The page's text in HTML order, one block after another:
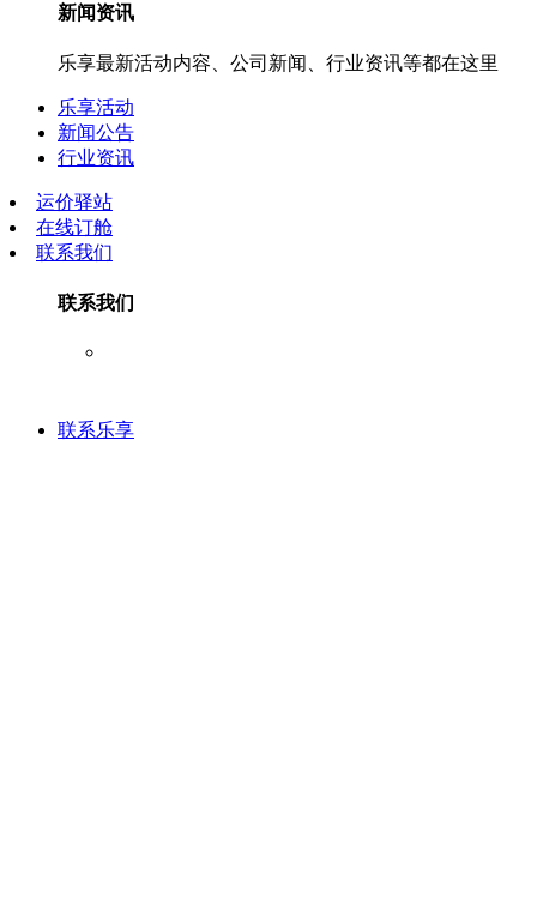
新闻资讯
乐享最新活动内容、公司新闻、行业资讯等都在这里
乐享活动
新闻公告
行业资讯
运价驿站
在线订舱
联系我们
联系我们
联系乐享